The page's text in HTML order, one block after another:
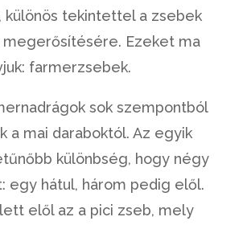
különös tekintettel a zsebek
Ezeket ma
farmerzsebek.
sok szempontból
a mai daraboktól. Az egyik
különbség, hogy négy
egy hátul, három pedig elől.
elől az a pici zseb, mely